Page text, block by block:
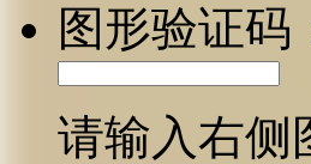
图形验证码
请输入右侧